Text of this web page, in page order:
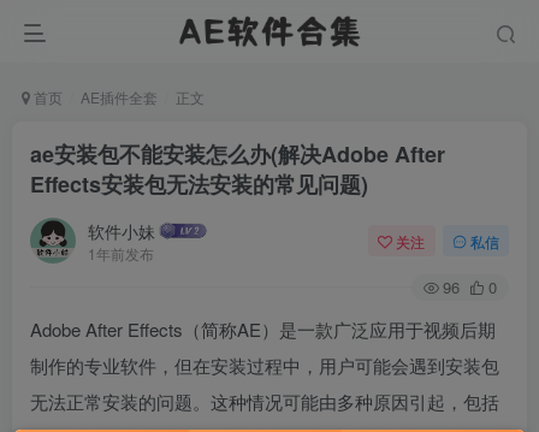
首页 AE插件全套 正文
ae安装包不能安装怎么办(解决Adobe After
Effects安装包无法安装的常见问题)
软件小妹
1年前发布
关注 私信
96 0
Adobe After Effects（简称AE）是一款广泛应用于视频后期
制作的专业软件，但在安装过程中，用户可能会遇到安装包
无法正常安装的问题。这种情况可能由多种原因引起，包括